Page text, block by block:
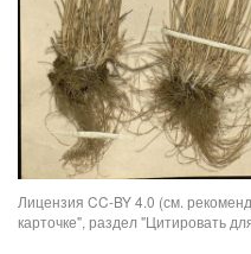
Лицензия CC-BY 4.0 (см.
карточке", раздел "Цитировать